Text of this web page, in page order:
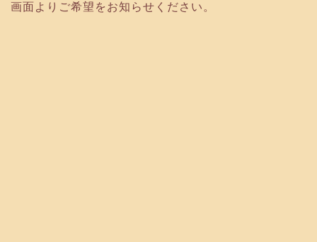
画面よりご希望をお知らせください。